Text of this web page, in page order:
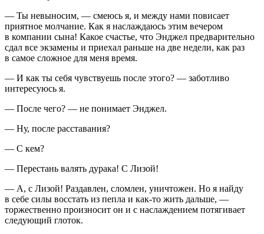
— Ты невыносим, — смеюсь я, и между нами повисает
приятное молчание. Как я наслаждаюсь этим вечером
в компании сына! Какое счастье, что Энджел предварительно
сдал все экзамены и приехал раньше на две недели, как раз
в самое сложное для меня время.
— И как ты себя чувствуешь после этого? — заботливо
интересуюсь я.
— После чего? — не понимает Энджел.
— Ну, после расставания?
— С кем?
— Перестань валять дурака! С Лизой!
— А, с Лизой! Раздавлен, сломлен, уничтожен. Но я найду
в себе силы восстать из пепла и как-то жить дальше, —
торжественно произносит он и с наслаждением потягивает
следующий глоток.